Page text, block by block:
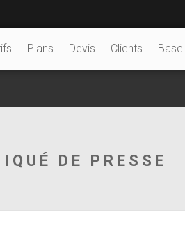
Plans Devis Clients Base
DE PRESSE